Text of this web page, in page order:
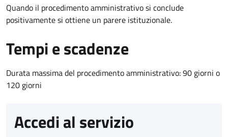
Quando il procedimento amministrativo si conclude
positivamente si ottiene un parere istituzionale.
Tempi e scadenze
Durata massima del procedimento amministrativo: 90 giorni o
120 giorni
Accedi al servizio